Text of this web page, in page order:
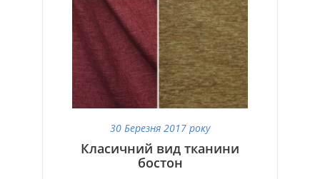
30 Березня 2017 року
Класичний вид тканини
бостон